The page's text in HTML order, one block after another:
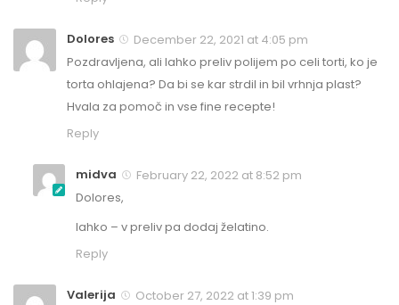
Dolores
December 22, 2021 at 4:05 pm
Pozdravljena, ali lahko preliv polijem po celi torti, ko je
torta ohlajena? Da bi se kar strdil in bil vrhnja plast?
Hvala za pomoč in vse fine recepte!
Reply
midva
February 22, 2022 at 8:52 pm
Dolores,
lahko – v preliv pa dodaj želatino.
Reply
Valerija
October 27, 2022 at 1:39 pm